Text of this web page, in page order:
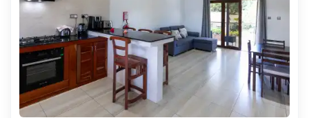
Bambini
17
anni
e
adulti:
50 €
più